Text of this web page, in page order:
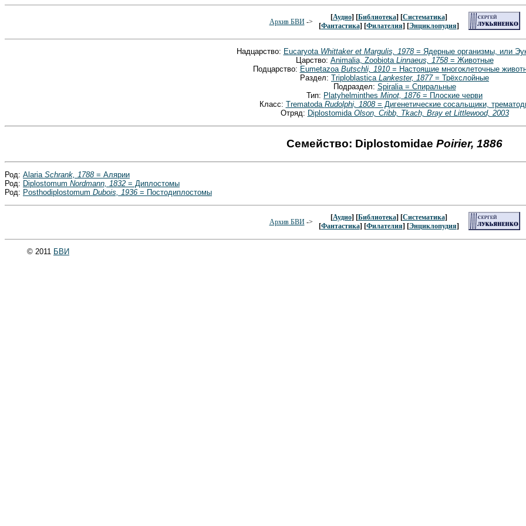
Архив БВИ->
[Аудио] [Библиотека] [Систематика]
[Фантастика] [Филателия] [Энциклопудия]
Надцарство: Eucaryota Whittaker et Margulis, 1978= Ядерные организмы, или
Царство: Animalia, Zoobiota Linnaeus, 1758= Животные
Подцарство: Eumetazoa Butschli, 1910= Настоящие многоклеточные
Раздел: Triploblastica Lankester, 1877= Трёхслойные
Подраздел: Spiralia = Спиральные
Тип: Platyhelminthes Minot, 1876 = Плоские черви
Класс: Trematoda Rudolphi, 1808= Дигенетические сосальщики,
Отряд: Diplostomida Olson, Cribb, Tkach, Bray et Littlewood, 2003
Семейство: Diplostomidae Poirier, 1886
Род: Alaria Schrank, 1788= Алярии
Род: Diplostomum Nordmann, 1832 = Диплостомы
Род: Posthodiplostomum Dubois, 1936 = Постодиплостомы
Архив БВИ->
[Аудио] [Библиотека] [Систематика]
[Фантастика] [Филателия] [Энциклопудия]
© 2011 БВИ